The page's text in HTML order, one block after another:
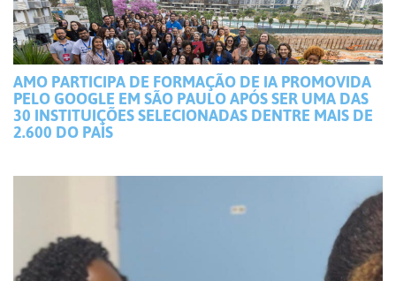
AMO PARTICIPA DE FORMAÇÃO DE IA PROMOVIDA
PELO GOOGLE EM SÃO PAULO APÓS SER UMA DAS
30 INSTITUIÇÕES SELECIONADAS DENTRE MAIS DE
2.600 DO PAÍS